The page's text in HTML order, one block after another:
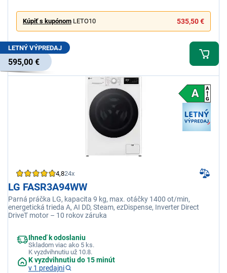
Kúpiť s kupónom LETO10 535,50 €
LETNÝ VÝPREDAJ
595,00 €
4,824x
LG FASR3A94WW
Parná práčka LG, kapacita 9 kg, max. otáčky 1400 ot/min,
energetická trieda A, AI DD, Steam, ezDispense, Inverter Direct
DriveT motor – 10 rokov záruka
Ihneď k odoslaniu
Skladom viac ako 5 ks.
K vyzdvihnutiu už 10.8.
K vyzdvihnutiu do 15 minút
v 1 predajni